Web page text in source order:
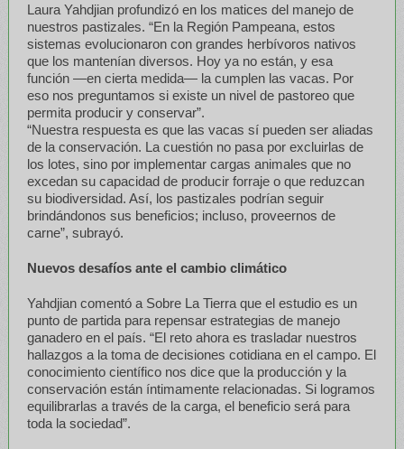
Laura Yahdjian profundizó en los matices del manejo de
nuestros pastizales. “En la Región Pampeana, estos
sistemas evolucionaron con grandes herbívoros nativos
que los mantenían diversos. Hoy ya no están, y esa
función —en cierta medida— la cumplen las vacas. Por
eso nos preguntamos si existe un nivel de pastoreo que
permita producir y conservar”.
“Nuestra respuesta es que las vacas sí pueden ser aliadas
de la conservación. La cuestión no pasa por excluirlas de
los lotes, sino por implementar cargas animales que no
excedan su capacidad de producir forraje o que reduzcan
su biodiversidad. Así, los pastizales podrían seguir
brindándonos sus beneficios; incluso, proveernos de
carne”, subrayó.
Nuevos desafíos ante el cambio climático
Yahdjian comentó a Sobre La Tierra que el estudio es un
punto de partida para repensar estrategias de manejo
ganadero en el país. “El reto ahora es trasladar nuestros
hallazgos a la toma de decisiones cotidiana en el campo. El
conocimiento científico nos dice que la producción y la
conservación están íntimamente relacionadas. Si logramos
equilibrarlas a través de la carga, el beneficio será para
toda la sociedad”.